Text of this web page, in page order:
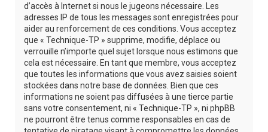
d’accès à Internet si nous le jugeons nécessaire. Les
adresses IP de tous les messages sont enregistrées pour
aider au renforcement de ces conditions. Vous acceptez
que « Technique-TP » supprime, modifie, déplace ou
verrouille n’importe quel sujet lorsque nous estimons que
cela est nécessaire. En tant que membre, vous acceptez
que toutes les informations que vous avez saisies soient
stockées dans notre base de données. Bien que ces
informations ne soient pas diffusées à une tierce partie
sans votre consentement, ni « Technique-TP », ni phpBB
ne pourront être tenus comme responsables en cas de